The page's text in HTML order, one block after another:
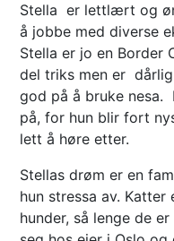
Stella er lettlært og
å jobbe med diverse
Stella er jo en Border
del triks men er
god på å bruke nesa.
på, for hun blir fort
lett å høre etter.
Stellas drøm er en
hun stressa av.
hunder, så lenge de